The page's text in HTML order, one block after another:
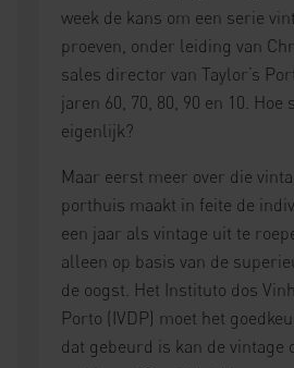
week de kans om een serie
proeven, onder leiding van
sales director van Taylor’s
jaren 60, 70, 80, 90 en 10. Hoe
eigenlijk?
Maar eerst meer over die
porthuis maakt in feite de
een jaar als vintage uit te
alleen op basis van de
de oogst. Het Instituto dos
Porto (IVDP) moet het
dat gebeurd is kan de vintage